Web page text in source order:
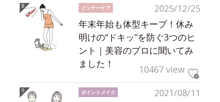
2025/12/25
インナーケア
年末年始も体型キープ！休み
明けの“ドキッ”を防ぐ3つのヒ
ント｜美容のプロに聞いてみ
ました！
10467 view
2021/08/11
ポイントメイク